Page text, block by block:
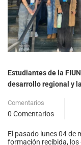
Estudiantes de la
desarrollo regional y
Comentarios
0 Comentarios
El pasado lunes 04 de
formación recibida, los